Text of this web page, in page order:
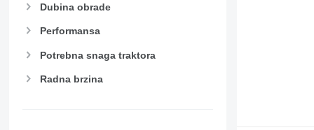
Dubina obrade
Performansa
Potrebna snaga traktora
Radna brzina